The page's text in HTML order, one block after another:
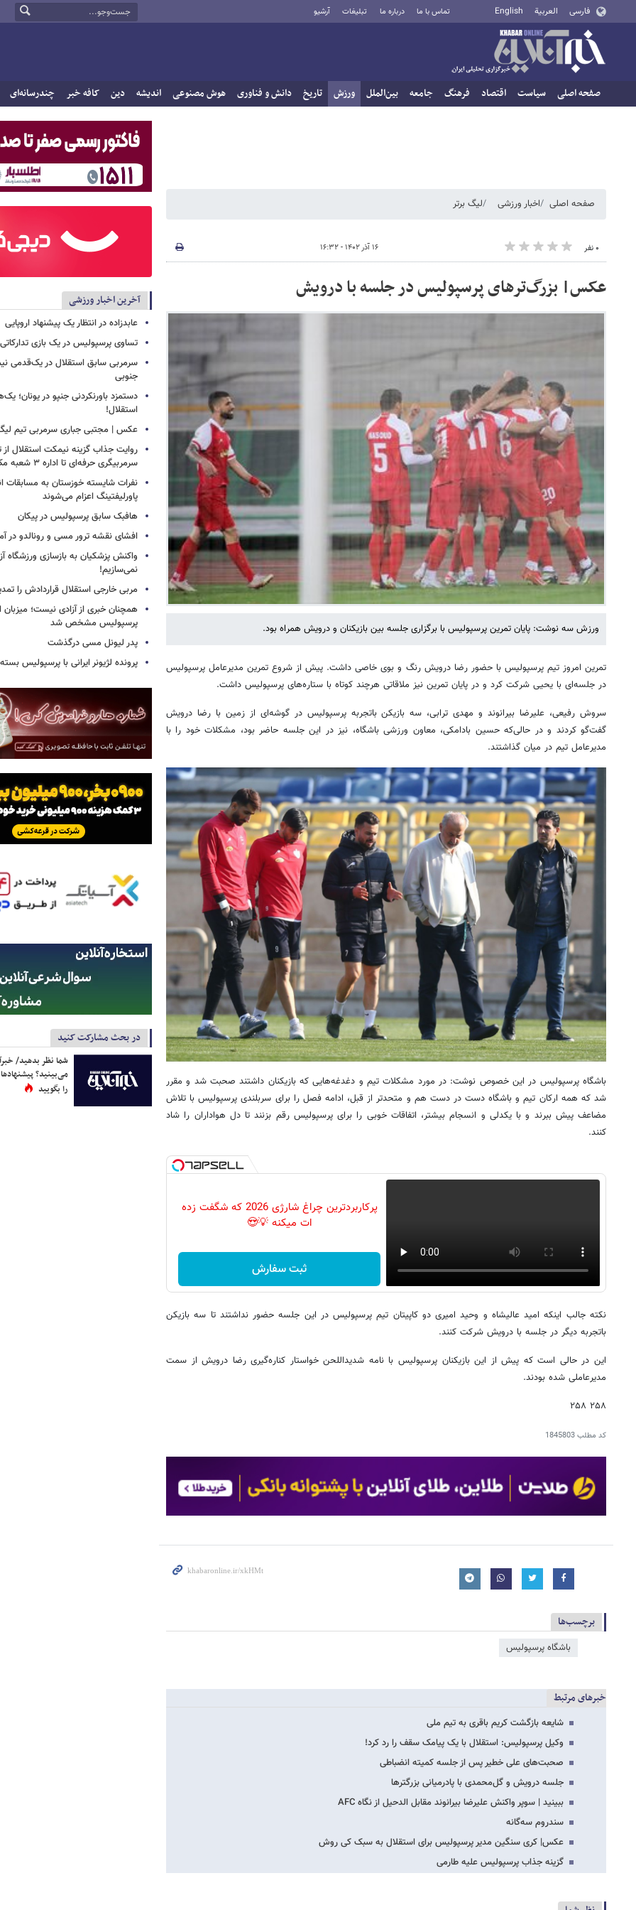
فارسی العربية English تماس با ما درباره ما تبلیغات آرشیو
صفحه اصلی سیاست اقتصاد فرهنگ جامعه بین‌الملل ورزش تاریخ دانش و فناوری هوش مصنوعی اندیشه دین کافه خبر چندرسانه‌ای
صفحه اصلی اخبار ورزشی لیگ برتر
۰ نفر ۱۶ آذر ۱۴۰۲ - ۱۶:۳۲
عکس| بزرگ‌ترهای پرسپولیس در جلسه با درویش
ورزش سه نوشت: پایان تمرین پرسپولیس با برگزاری جلسه بین بازیکنان و درویش همراه بود.
تمرین امروز تیم پرسپولیس با حضور رضا درویش رنگ و بوی خاصی داشت. پیش از شروع تمرین مدیرعامل پرسپولیس
در جلسه‌ای با یحیی شرکت کرد و در پایان تمرین نیز ملاقاتی هرچند کوتاه با ستاره‌های پرسپولیس داشت.
سروش رفیعی، علیرضا بیرانوند و مهدی ترابی، سه بازیکن باتجربه پرسپولیس در گوشه‌ای از زمین با رضا درویش
گفت‌گو کردند و در حالی‌که حسین بادامکی، معاون ورزشی باشگاه، نیز در این جلسه حاضر بود، مشکلات خود را با
مدیرعامل تیم در میان گذاشتند.
باشگاه پرسپولیس در این خصوص نوشت: در مورد مشکلات تیم و دغدغه‌هایی که بازیکنان داشتند صحبت شد و مقرر
شد که همه ارکان تیم و باشگاه دست در دست هم و متحدتر از قبل، ادامه فصل را برای سربلندی پرسپولیس با تلاش
مضاعف پیش ببرند و با یکدلی و انسجام بیشتر، اتفاقات خوبی را برای پرسپولیس رقم بزنند تا دل هواداران را شاد
کنند.
پرکاربردترین چراغ شارژی 2026 که شگفت زده
ات میکنه 💡😍
ثبت سفارش
نکته جالب اینکه امید عالیشاه و وحید امیری دو کاپیتان تیم پرسپولیس در این جلسه حضور نداشتند تا سه بازیکن
باتجربه دیگر در جلسه با درویش شرکت کنند.
این در حالی است که پیش از این بازیکنان پرسپولیس با نامه شدیداللحن خواستار کناره‌گیری رضا درویش از سمت
مدیرعاملی شده بودند.
۲۵۸ ۲۵۸
کد مطلب1845803
برچسب‌ها
باشگاه پرسپولیس
خبرهای مرتبط
شایعه بازگشت کریم باقری به تیم ملی
وکیل پرسپولیس: استقلال با یک پیامک سقف را رد کرد!
صحبت‌های علی خطیر پس از جلسه کمیته انضباطی
جلسه درویش و گل‌محمدی با پادرمیانی بزرگترها
ببینید | سوپر واکنش علیرضا بیرانوند مقابل الدحیل از نگاه AFC
سندروم سه‌گانه
عکس| کری سنگین مدیر پرسپولیس برای استقلال به سبک کی روش
گزینه جذاب پرسپولیس علیه طارمی
آخرین اخبار ورزشی
عابدزاده در انتظار یک پیشنهاد اروپایی
تساوی پرسپولیس در یک بازی تدارکاتی
سرمربی سابق استقلال در یک‌قدمی
جنوبی
دستمزد باورنکردنی جنپو در یونان؛
استقلال!
عکس | مجتبی جباری سرمربی تیم
روایت جذاب گزینه نیمکت استقلال از
سرمربیگری حرفه‌ای تا اداره ۳ شعبه مک‌دونالد!
نفرات شایسته خوزستان به مسابقات
پاورلیفتینگ اعزام می‌شوند
هافبک سابق پرسپولیس در پیکان
افشای نقشه ترور مسی و رونالدو در
واکنش پزشکیان به بازسازی ورزشگاه
نمی‌سازیم!
مربی خارجی استقلال قراردادش را
همچنان خبری از آزادی نیست؛ میزبان
پرسپولیس مشخص شد
پدر لیونل مسی درگذشت
پرونده لژیونر ایرانی با پرسپولیس
در بحث مشارکت کنید
شما نظر بدهید/
می‌بینید؟
را بگویید